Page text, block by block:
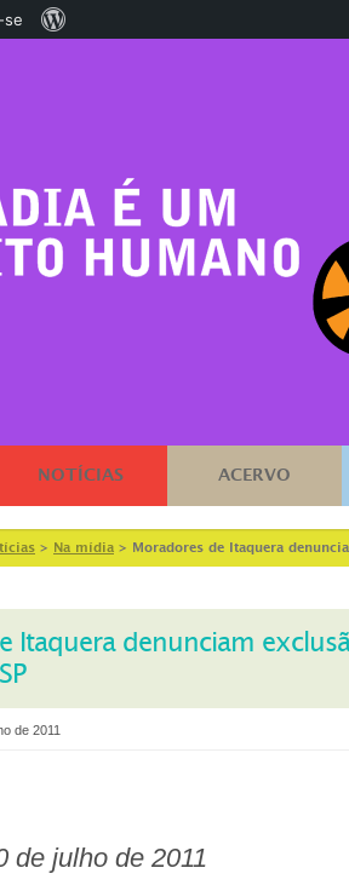
NOTÍCIAS ACERVO
> Na mídia > Moradores de Itaquera
Itaquera denunciam
de 2011
de julho de 2011
se